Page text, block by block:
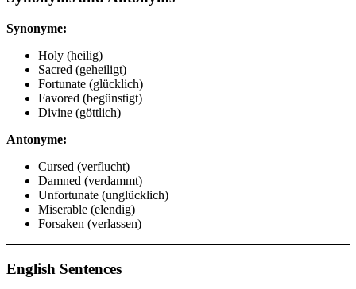
Synonyme:
Holy (heilig)
Sacred (geheiligt)
Fortunate (glücklich)
Favored (begünstigt)
Divine (göttlich)
Antonyme:
Cursed (verflucht)
Damned (verdammt)
Unfortunate (unglücklich)
Miserable (elendig)
Forsaken (verlassen)
English Sentences